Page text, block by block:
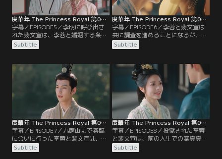
度華年 The Princess Royal 第05話／字幕
字幕／EPISODE5／李明に呼び出さ
れた裴文宣は、李蓉と婚姻する条件
として楊泉殺害を命じられる。命じ
られたとおりに楊泉を返り討ちにし
ちの前で“楊泉を殺してしまったか
ら罰を受ける”と猿芝居を打つ。李
明は裴文宣の罪をとがめず、楊家の
反逆の証拠を調べるように命じる
が…。
Subtitle
度華年 The Princess Royal 第06話／字幕
字幕／EPISODE6／李蓉と裴文宣は
共に調査を進めることになるが、2
人とも楊泉に襲われた被害者である
ため、蘇容卿が監視役に指名され
跋燕の帳簿を手に入れようと、商人
のフリをして拓跋燕の宴に潜入す
る。そして、李蓉は帳簿を見つける
が、怪しい動きが見つかってしま
い…。
Subtitle
度華年 The Princess Royal 第07話／字幕
字幕／EPISODE7／九廬山まで秦臨
に会いに行った李蓉と裴文宣は、誰
にも会えないまま下山して都に戻
る。すると、拓跋燕の殺害容疑で裴
Subtitle
度華年 The Princess Royal 第08話／字幕
字幕／EPISODE8／投獄された李蓉
と裴文宣は、前の人生での秦真真と
李川の出会いを振り返っていた。一
方、李川は国境に向かい、秦臨の協
Subtitle